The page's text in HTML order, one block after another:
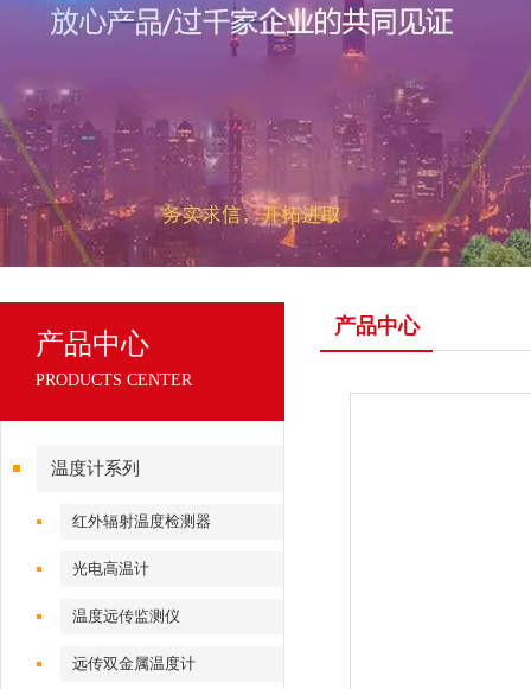
产品中心
PRODUCTS CENTER
温度计系列
红外辐射温度检测器
光电高温计
温度远传监测仪
远传双金属温度计
产品中心